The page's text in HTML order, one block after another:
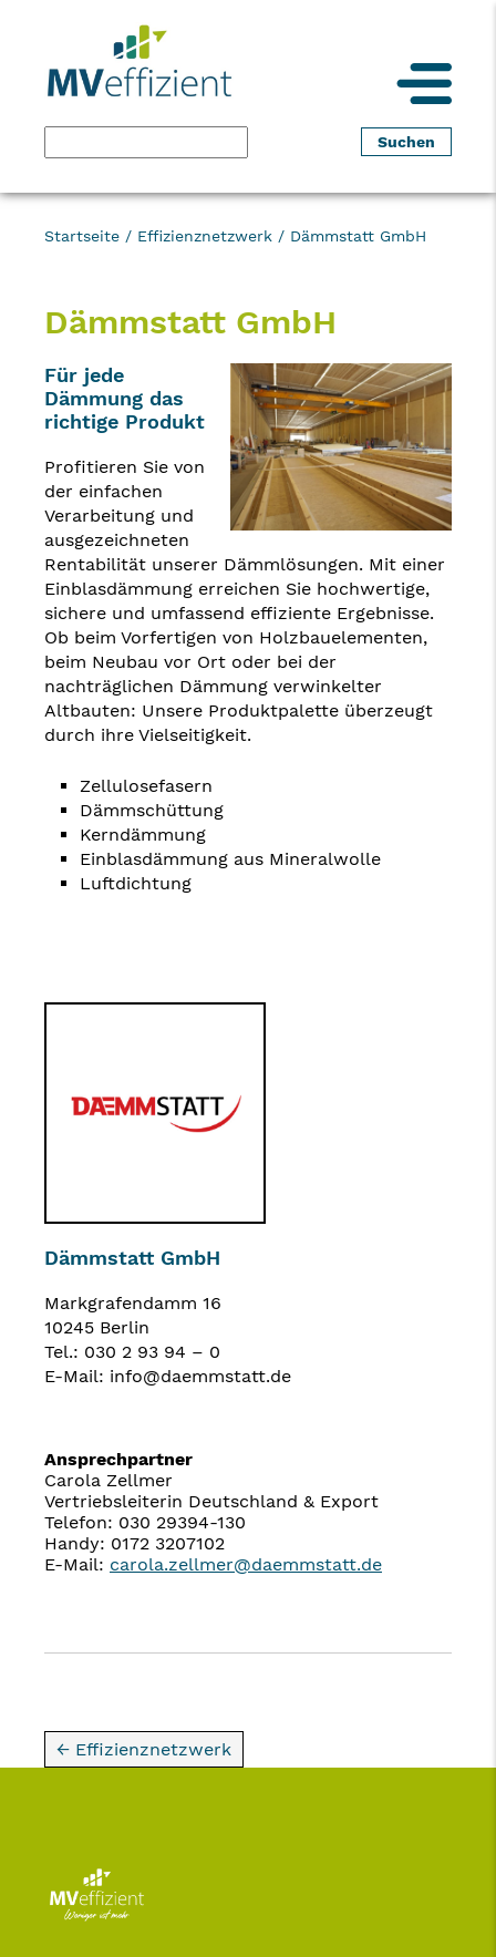
Startseite / Effizienznetzwerk / Dämmstatt GmbH
Dämmstatt GmbH
Für jede
Dämmung das
richtige Produkt
Profitieren Sie von
der einfachen
Verarbeitung und
ausgezeichneten
Rentabilität unserer Dämmlösungen. Mit einer
Einblasdämmung erreichen Sie hochwertige,
sichere und umfassend effiziente Ergebnisse.
Ob beim Vorfertigen von Holzbauelementen,
beim Neubau vor Ort oder bei der
nachträglichen Dämmung verwinkelter
Altbauten: Unsere Produktpalette überzeugt
durch ihre Vielseitigkeit.
Zellulosefasern
Dämmschüttung
Kerndämmung
Einblasdämmung aus Mineralwolle
Luftdichtung
Dämmstatt GmbH
Markgrafendamm 16
10245 Berlin
Tel.: 030 2 93 94 – 0
E-Mail: info@daemmstatt.de
Ansprechpartner
Carola Zellmer
Vertriebsleiterin Deutschland & Export
Telefon: 030 29394-130
Handy: 0172 3207102
E-Mail: carola.zellmer@daemmstatt.de
← Effizienznetzwerk